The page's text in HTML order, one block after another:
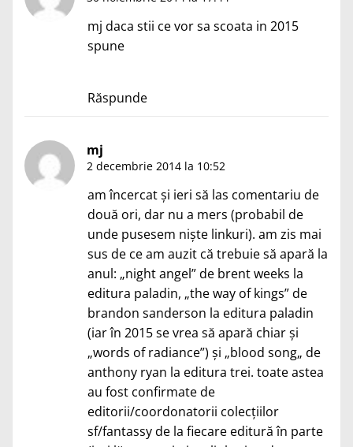
mj daca stii ce vor sa scoata in 2015
spune
Răspunde
mj
2 decembrie 2014 la 10:52
am încercat și ieri să las comentariu de
două ori, dar nu a mers (probabil de
unde pusesem niște linkuri). am zis mai
sus de ce am auzit că trebuie să apară la
anul: „night angel” de brent weeks la
editura paladin, „the way of kings” de
brandon sanderson la editura paladin
(iar în 2015 se vrea să apară chiar și
„words of radiance”) și „blood song„ de
anthony ryan la editura trei. toate astea
au fost confirmate de
editorii/coordonatorii colecțiilor
sf/fantassy de la fiecare editură în parte